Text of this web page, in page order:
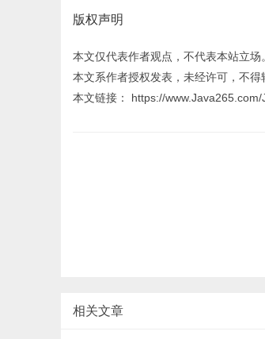
版权声明
本文仅代表作者观点，不代表本站立场。
本文系作者授权发表，未经许可，不得
本文链接： https://
相关文章